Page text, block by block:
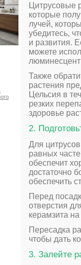
Цитрусовые
которые
лучей,
убедитесь,
и развития.
можете
Также
растения
Цельсия в
резких
здоровье
2.
Для
равных
обеспечит
достаточно
обеспечить
Перед
отверстия
керамзита
Пересадка
чтобы дать
3. Залейте